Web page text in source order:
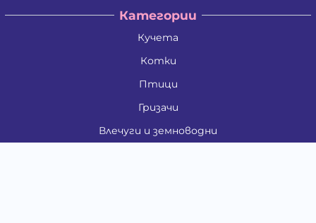
Категории
Кучета
Котки
Птици
Гризачи
Влечуги и земноводни